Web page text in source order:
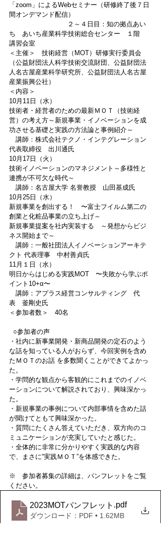
「zoom」によるWebセミナー（研修終了後７日
間オンデマンド配信）
ち　あいち産業科学技術総合センター　１階
講習会室
＜主催＞　技術経営（MOT）研修実行委員会
（公益財団法人科学技術交流財団、公益財団法
人名古屋産業科学研究所、公益財団法人名古屋
産業振興公社）
＜内容＞
10月11日（水）
技術者・経営者のための最新ＭＯＴ（技術経
営）の考え方～新規事業・イノベーションを成
功させる基礎と実践の方法論と事例紹介～
講師：株式会社テクノ・インテグレーション
代表取締役　出川通氏
10月17日（火）
技術イノベーションのマネジメント～多様性と
連携が不可欠な時代～
講師：名古屋大学 名誉教授　山田基成氏
10月25日（水）
新規事業を創出する！　〜富士フイルム第二の
創業と化粧品事業の立ち上げ～
新規事業提案を社内実装する　～発想からビジ
ネス開始まで～
講師：一般社団法人イノベーションアーキテ
クト 代表理事　中村善貞氏
11月１日（水）
明日からはじめる実践MOT　〜失敗から学ぶポ
イント10+α〜
講師：アプラス経営コンサルティング　代
表　釜剛史氏
＜参加者数＞　40名
  ○参加者の声
・社内に新事業開発・新商品開発の定石のよう
な話を知っている人がおらず、今回実例を含め
たＭＯＴのお話 を多数聞くことができてよかっ
た。
・学問的な観点から客観的にこれまでのイノベ
ーションについて解説されており、興味深かっ
た。
・新規事業の事例について内部事情を含めた話
が聞けてともて興味深かった。
・質問にたくさん答えていただき、双方向のコ
ミュニケーションが充実していたと感じた。
・全体的に非常に分かりやすく実践的な内容
で、まさに“実践ＭＯＴ”を体感できた。
※　参加者募集の詳細は、パンフレットをご覧
ください。
2023MOTパンフレット .pdf
ダウンロード：PDF • 1.62MB